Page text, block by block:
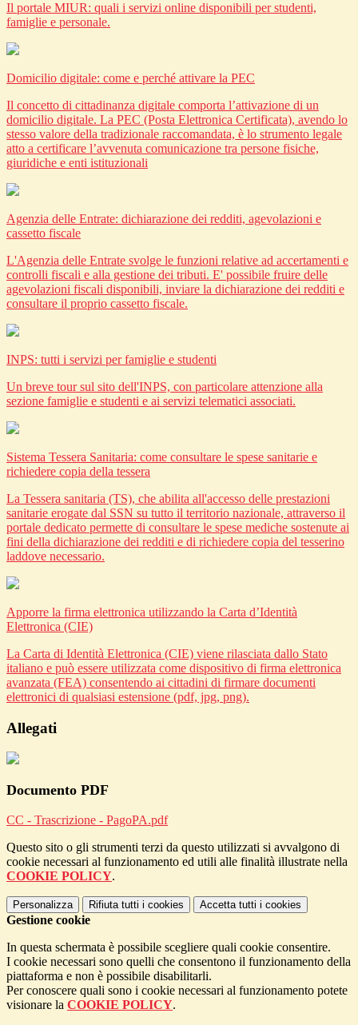
Il portale MIUR: quali i servizi online disponibili per studenti,
famiglie e personale.
Domicilio digitale: come e perché attivare la PEC
Il concetto di cittadinanza digitale comporta l’attivazione di un
domicilio digitale. La PEC (Posta Elettronica Certificata), avendo lo
stesso valore della tradizionale raccomandata, è lo strumento legale
atto a certificare l’avvenuta comunicazione tra persone fisiche,
giuridiche e enti istituzionali
Agenzia delle Entrate: dichiarazione dei redditi, agevolazioni e
cassetto fiscale
L'Agenzia delle Entrate svolge le funzioni relative ad accertamenti e
controlli fiscali e alla gestione dei tributi. E' possibile fruire delle
agevolazioni fiscali disponibili, inviare la dichiarazione dei redditi e
consultare il proprio cassetto fiscale.
INPS: tutti i servizi per famiglie e studenti
Un breve tour sul sito dell'INPS, con particolare attenzione alla
sezione famiglie e studenti e ai servizi telematici associati.
Sistema Tessera Sanitaria: come consultare le spese sanitarie e
richiedere copia della tessera
La Tessera sanitaria (TS), che abilita all'accesso delle prestazioni
sanitarie erogate dal SSN su tutto il territorio nazionale, attraverso il
portale dedicato permette di consultare le spese mediche sostenute ai
fini della dichiarazione dei redditi e di richiedere copia del tesserino
laddove necessario.
Apporre la firma elettronica utilizzando la Carta d’Identità
Elettronica (CIE)
La Carta di Identità Elettronica (CIE) viene rilasciata dallo Stato
italiano e può essere utilizzata come dispositivo di firma elettronica
avanzata (FEA) consentendo ai cittadini di firmare documenti
elettronici di qualsiasi estensione (pdf, jpg, png).
Allegati
Documento PDF
CC - Trascrizione - PagoPA.pdf
Questo sito o gli strumenti terzi da questo utilizzati si avvalgono di
cookie necessari al funzionamento ed utili alle finalità illustrate nella
COOKIE POLICY.
Personalizza Rifiuta tutti i cookies Accetta tutti i cookies
Gestione cookie
In questa schermata è possibile scegliere quali cookie consentire.
I cookie necessari sono quelli che consentono il funzionamento della
piattaforma e non è possibile disabilitarli.
Per conoscere quali sono i cookie necessari al funzionamento potete
visionare la COOKIE POLICY.